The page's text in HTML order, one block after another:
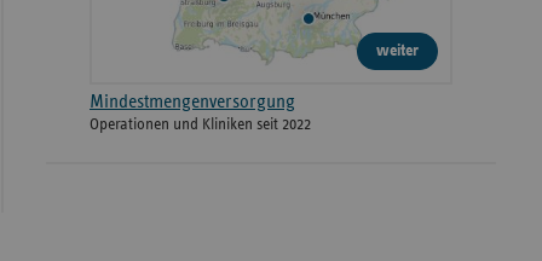
weiter
Mindestmengenversorgung
Operationen und Kliniken seit 2022